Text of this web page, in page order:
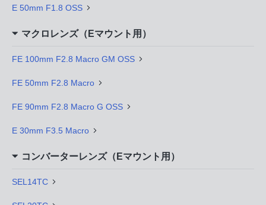
E 50mm F1.8 OSS
マクロレンズ（Eマウント用）
FE 100mm F2.8 Macro GM OSS
FE 50mm F2.8 Macro
FE 90mm F2.8 Macro G OSS
E 30mm F3.5 Macro
コンバーターレンズ（Eマウント用）
SEL14TC